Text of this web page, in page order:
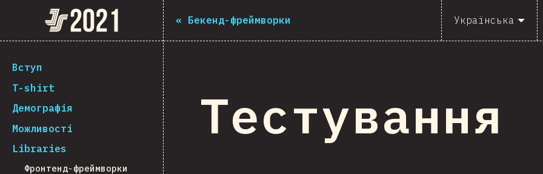
The State of JS 2021
[ua-UA] general.back_to_intro
Вступ
T-shirt
Демографія
Можливості
Libraries
Фронтенд-фреймворки
« Бекенд-фреймворки Українська
Тестування
Navigated to The State of JS 2021